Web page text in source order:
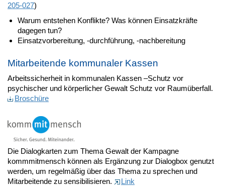
205-027)
Warum entstehen Konflikte? Was können Einsatzkräfte
dagegen tun?
Einsatzvorbereitung, -durchführung, -nachbereitung
Mitarbeitende kommunaler Kassen
Arbeitssicherheit in kommunalen Kassen –Schutz vor
psychischer und körperlicher Gewalt Schutz vor Raumüberfall.
Broschüre
Die Dialogkarten zum Thema Gewalt der Kampagne
kommmitmensch können als Ergänzung zur Dialogbox genutzt
werden, um regelmäßig über das Thema zu sprechen und
Mitarbeitende zu sensibilisieren.
Link